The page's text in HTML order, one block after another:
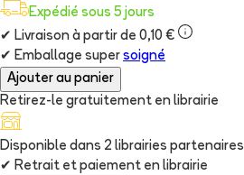
Expédié sous 5 jours
✔ Livraison à partir de 0,10 €
✔ Emballage super soigné
Ajouter au panier
Retirez-le gratuitement en librairie
Disponible dans 2 librairies partenaires
✔ Retrait et paiement en librairie